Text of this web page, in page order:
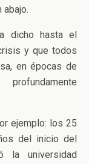
abajo.
dicho hasta el
y que todos
en épocas de
ejemplo: los 25
del inicio del
la universidad